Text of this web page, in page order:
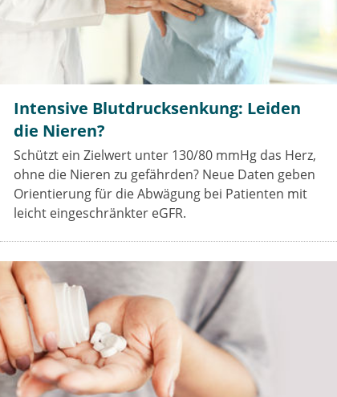
Intensive Blutdrucksenkung: Leiden
die Nieren?
Schützt ein Zielwert unter 130/80 mmHg das Herz,
ohne die Nieren zu gefährden? Neue Daten geben
Orientierung für die Abwägung bei Patienten mit
leicht eingeschränkter eGFR.